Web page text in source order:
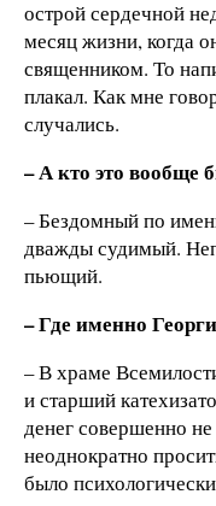
острой сердечной
месяц жизни, когда
священником. То
плакал. Как мне
случались.
– А кто это вообще
– Бездомный по
дважды судимый.
пьющий.
– Где именно
– В храме
и старший
денег совершенно
неоднократно
было